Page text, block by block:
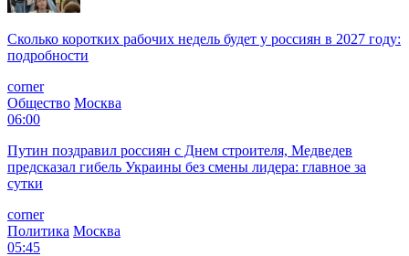
Сколько коротких рабочих недель будет у россиян в 2027 году:
подробности
corner
Общество Москва
06:00
Путин поздравил россиян с Днем строителя, Медведев
предсказал гибель Украины без смены лидера: главное за
сутки
corner
Политика Москва
05:45